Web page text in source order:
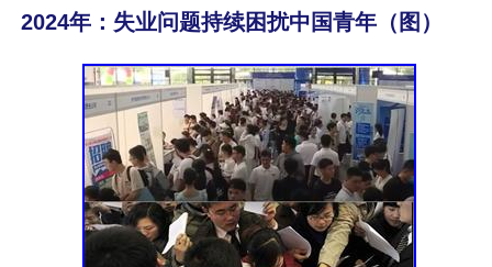
2024年：失业问题持续困扰中国青年（图）